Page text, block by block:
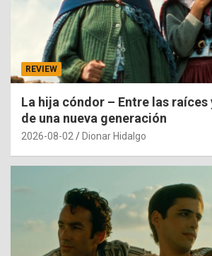
REVIEW
La hija cóndor – Entre las raíces
de una nueva generación
2026-08-02 Dionar Hidalgo